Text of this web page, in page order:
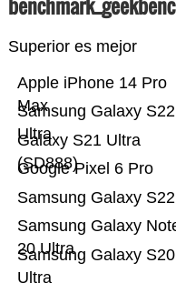
Superior es mejor
Samsung Galaxy S20
Ultra
Samsung Galaxy
20 Ultra
Samsung Galaxy S22
Google Pixel 6 Pro
Galaxy S21 Ultra
(SD888)
Samsung Galaxy S22
Ultra
Apple iPhone 14 Pro
Max